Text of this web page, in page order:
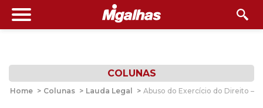
COLUNAS
Home > Colunas > Lauda Legal > Abuso do Exercício do Direito –